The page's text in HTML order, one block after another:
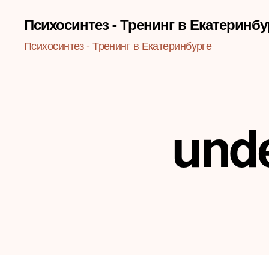
Психосинтез - Тренинг в
Психосинтез - Тренинг в Екатеринбурге